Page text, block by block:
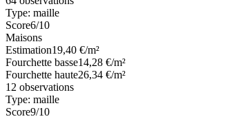
Type: maille
Score6/10
Maisons
Estimation19,40 €/m²
Fourchette basse14,28 €/m²
Fourchette haute26,34 €/m²
12 observations
Type: maille
Score9/10